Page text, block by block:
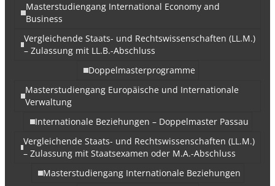
Masterstudiengang International Economy and
Business
Vergleichende Staats- und Rechtswissenschaften (LL.M.)
– Zulassung mit LL.B.-Abschluss
Doppelmasterprogramme
Masterstudiengang Europäische und Internationale
Verwaltung
Internationale Beziehungen – Doppelmaster Passau
Vergleichende Staats- und Rechtswissenschaften (LL.M.)
– Zulassung mit Staatsexamen oder M.A.-Abschluss
Masterstudiengang Internationale Beziehungen